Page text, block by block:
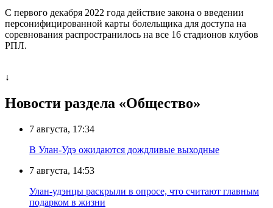
С первого декабря 2022 года действие закона о введении
персонифицированной карты болельщика для доступа на
соревнования распространилось на все 16 стадионов клубов
РПЛ.
↓
Новости раздела «Общество»
7 августа, 17:34
В Улан-Удэ ожидаются дождливые выходные
7 августа, 14:53
Улан-удэнцы раскрыли в опросе, что считают главным
подарком в жизни